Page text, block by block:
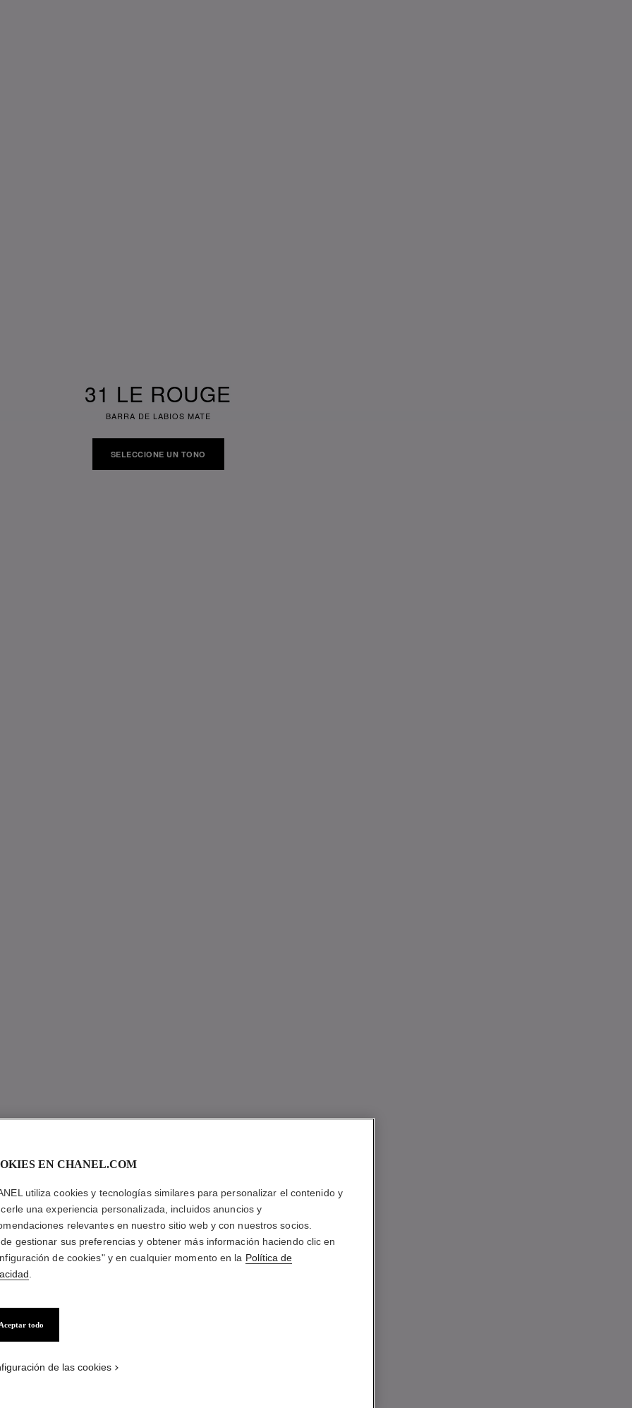
31 LE ROUGE
BARRA DE LABIOS MATE
SELECCIONE UN TONO
EN CHANEL.COM
utiliza cookies y tecnologías similares para personalizar el contenido y
una experiencia personalizada, incluidos anuncios y
relevantes en nuestro sitio web y con nuestros socios.
gestionar sus preferencias y obtener más información haciendo clic en
de cookies" y en cualquier momento en la Política de
Aceptar todo
de las cookies